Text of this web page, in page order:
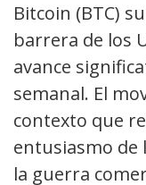
Bitcoin (BTC)
barrera de los
avance
semanal. El
contexto que
entusiasmo de
la guerra